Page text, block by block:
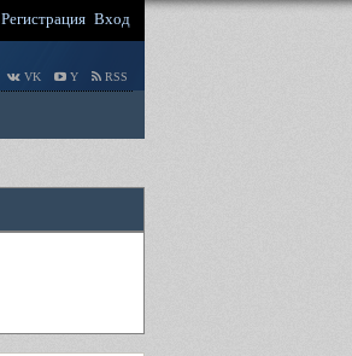
Регистрация Вход
VK Y RSS